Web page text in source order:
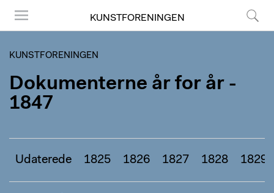
KUNSTFORENINGEN
KUNSTFORENINGEN
Dokumenterne år for år -
1847
Udaterede 1825 1826 1827 1828 1829